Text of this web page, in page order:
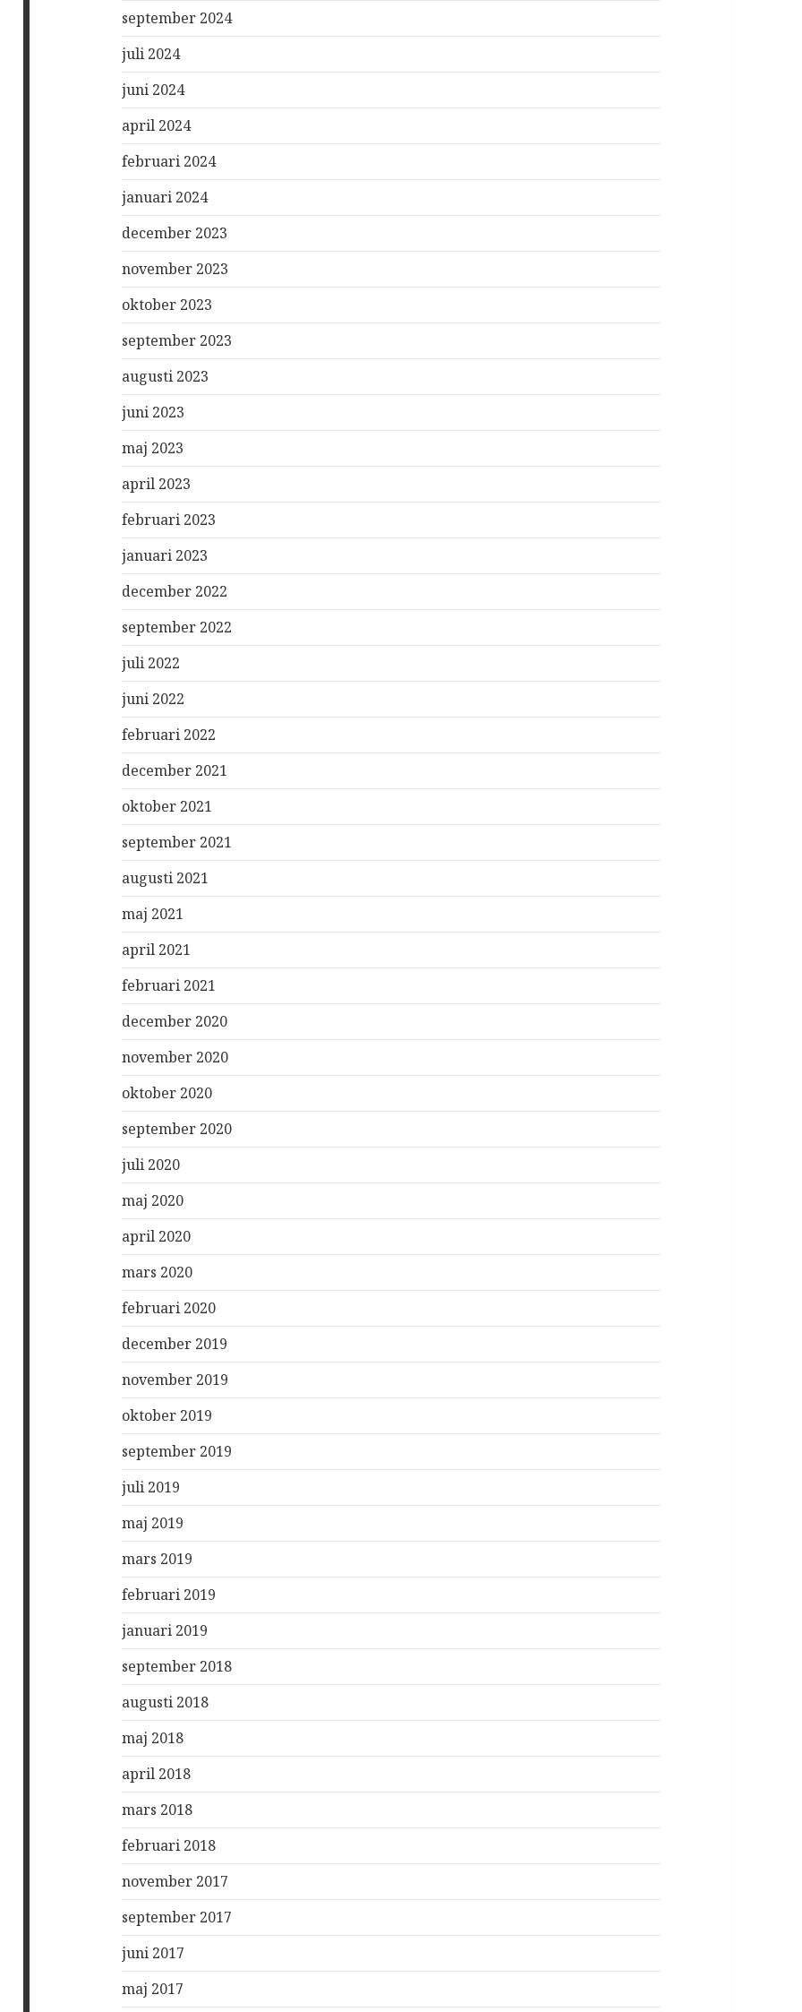
september 2024
juli 2024
juni 2024
april 2024
februari 2024
januari 2024
december 2023
november 2023
oktober 2023
september 2023
augusti 2023
juni 2023
maj 2023
april 2023
februari 2023
januari 2023
december 2022
september 2022
juli 2022
juni 2022
februari 2022
december 2021
oktober 2021
september 2021
augusti 2021
maj 2021
april 2021
februari 2021
december 2020
november 2020
oktober 2020
september 2020
juli 2020
maj 2020
april 2020
mars 2020
februari 2020
december 2019
november 2019
oktober 2019
september 2019
juli 2019
maj 2019
mars 2019
februari 2019
januari 2019
september 2018
augusti 2018
maj 2018
april 2018
mars 2018
februari 2018
november 2017
september 2017
juni 2017
maj 2017